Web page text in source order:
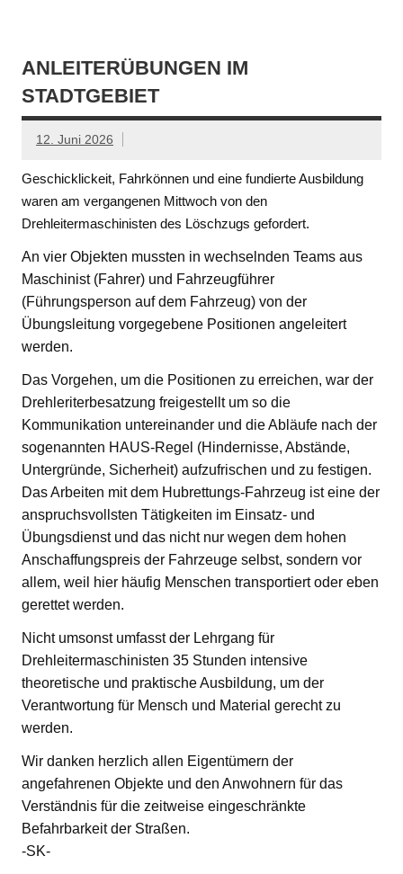
ANLEITERÜBUNGEN IM
STADTGEBIET
12. Juni 2026
Geschicklickeit, Fahrkönnen und eine fundierte Ausbildung
waren am vergangenen Mittwoch von den
Drehleitermaschinisten des Löschzugs gefordert.
An vier Objekten mussten in wechselnden Teams aus
Maschinist (Fahrer) und Fahrzeugführer
(Führungsperson auf dem Fahrzeug) von der
Übungsleitung vorgegebene Positionen angeleitert
werden.
Das Vorgehen, um die Positionen zu erreichen, war der
Drehleriterbesatzung freigestellt um so die
Kommunikation untereinander und die Abläufe nach der
sogenannten HAUS-Regel (Hindernisse, Abstände,
Untergründe, Sicherheit) aufzufrischen und zu festigen.
Das Arbeiten mit dem Hubrettungs-Fahrzeug ist eine der
anspruchsvollsten Tätigkeiten im Einsatz- und
Übungsdienst und das nicht nur wegen dem hohen
Anschaffungspreis der Fahrzeuge selbst, sondern vor
allem, weil hier häufig Menschen transportiert oder eben
gerettet werden.
Nicht umsonst umfasst der Lehrgang für
Drehleitermaschinisten 35 Stunden intensive
theoretische und praktische Ausbildung, um der
Verantwortung für Mensch und Material gerecht zu
werden.
Wir danken herzlich allen Eigentümern der
angefahrenen Objekte und den Anwohnern für das
Verständnis für die zeitweise eingeschränkte
Befahrbarkeit der Straßen.
-SK-